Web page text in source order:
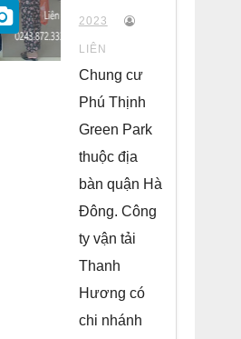
chung
cư Phú
Thịnh
Green
Park Hà
Đông
2023
LIÊN
Chung cư
Phú Thịnh
Green Park
thuộc địa
bàn quận Hà
Đông. Công
ty vận tải
Thanh
Hương có
chi nhánh